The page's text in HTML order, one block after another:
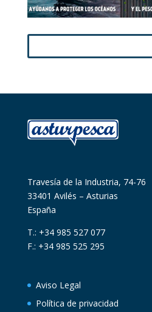
Travesía de la Industria, 74-76
33401 Avilés – Asturias
España
T.: +34 985 527 077
F.: +34 985 525 295
Aviso Legal
Política de privacidad